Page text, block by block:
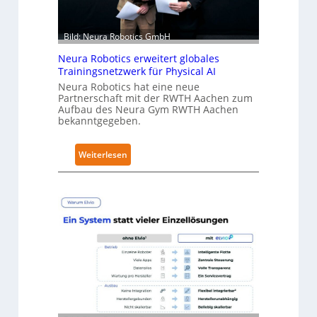
ä
l
t
e
u
r
i
-
v
l
2
-
Z
Bild: Neura Robotics GmbH
Neura Robotics erweitert globales
Trainingsnetzwerk für Physical AI
Neura Robotics hat eine neue
Partnerschaft mit der RWTH Aachen zum
Aufbau des Neura Gym RWTH Aachen
bekanntgegeben.
Weiterlesen
N
R
o
b
o
t